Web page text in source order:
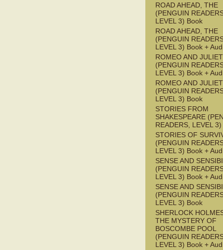
ROAD AHEAD, THE
(PENGUIN
LEVEL 3) Book
ROAD AHEAD, THE
(PENGUIN
LEVEL 3) Book +
ROMEO AND JULIET
(PENGUIN
LEVEL 3) Book +
ROMEO AND JULIET
(PENGUIN
LEVEL 3) Book
STORIES FROM
SHAKESPEARE
READERS, LEVEL
STORIES OF
(PENGUIN
LEVEL 3) Book +
SENSE AND
(PENGUIN
LEVEL 3) Book +
SENSE AND
(PENGUIN
LEVEL 3) Book
SHERLOCK
THE MYSTERY OF
BOSCOMBE POOL
(PENGUIN
LEVEL 3) Book +